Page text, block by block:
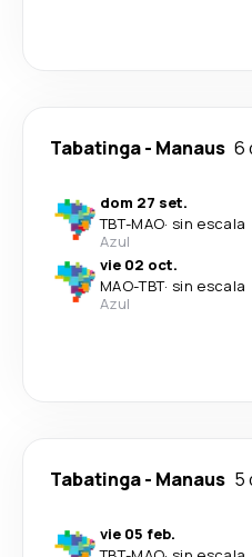
Tabatinga- Manaus 6
dom 27 set.
TBT-MAO· sin escala
Azul
vie 02 oct.
MAO-TBT· sin escala
Azul
Tabatinga- Manaus 5
vie 05 feb.